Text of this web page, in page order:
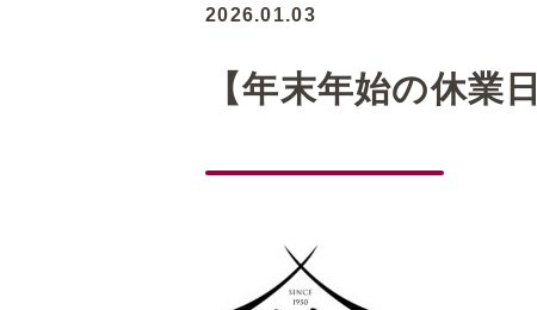
2026.01.03
【年末年始の休業